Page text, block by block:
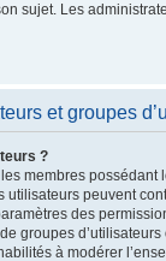
sujet. Les
et groupes
?
membres possédant
utilisateurs peuvent
des
groupes
à modérer